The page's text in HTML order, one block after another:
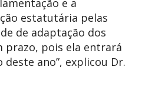
e a
estatutária pelas
de adaptação dos
prazo, pois ela entrará
ano”, explicou Dr.